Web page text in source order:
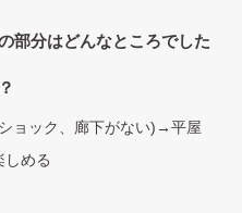
部分はどんなところでした
ョック、廊下がない)→平屋
しめる